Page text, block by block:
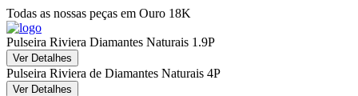
Todas as nossas peças em Ouro 18K
Pulseira Riviera Diamantes Naturais 1.9P
Ver Detalhes
Pulseira Riviera de Diamantes Naturais 4P
Ver Detalhes